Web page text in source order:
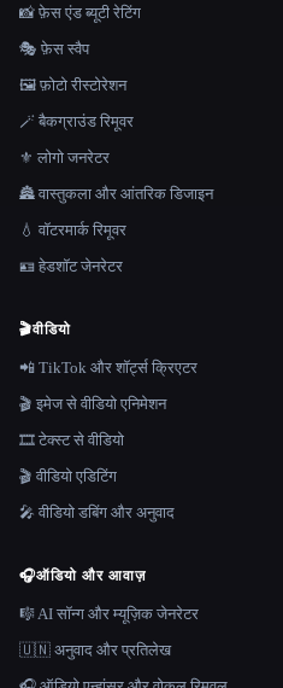
📸 फ़ेस एंड ब्यूटी रेटिंग
🎭 फ़ेस स्वैप
🖼️ फ़ोटो रीस्टोरेशन
🪄 बैकग्राउंड रिमूवर
⚜️ लोगो जनरेटर
🏯 वास्तुकला और आंतरिक डिजाइन
💧 वॉटरमार्क रिमूवर
🪪 हेडशॉट जेनरेटर
🎬वीडियो
📲 TikTok और शॉर्ट्स क्रिएटर
🎬 इमेज से वीडियो एनिमेशन
🎞️ टेक्स्ट से वीडियो
🎬 वीडियो एडिटिंग
🎤 वीडियो डबिंग और अनुवाद
🎧ऑडियो और आवाज़
🎼 AI सॉन्ग और म्यूज़िक जेनरेटर
🇺🇳 अनुवाद और प्रतिलेख